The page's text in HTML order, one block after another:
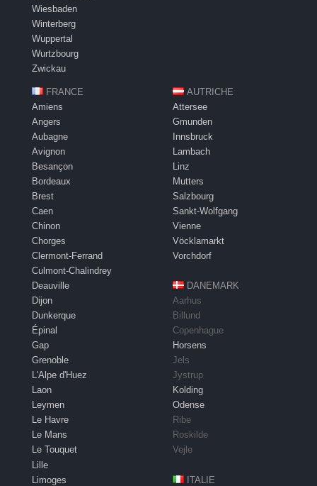
Wiesbaden
Winterberg
Wuppertal
Wurtzbourg
Zwickau
FRANCE
Amiens
Angers
Aubagne
Avignon
Besançon
Bordeaux
Brest
Caen
Chinon
Chorges
Clermont-Ferrand
Culmont-Chalindrey
Deauville
Dijon
Dunkerque
Épinal
Gap
Grenoble
L'Alpe d'Huez
Laon
Leymen
Le Havre
Le Mans
Le Touquet
Lille
Limoges
AUTRICHE
Attersee
Gmunden
Innsbruck
Lambach
Linz
Mutters
Salzbourg
Sankt-Wolfgang
Vienne
Vöcklamarkt
Vorchdorf
DANEMARK
Aarhus
Billund
Copenhague
Horsens
Jels
Jystrup
Kolding
Odense
Ribe
Roskilde
Vejle
ITALIE